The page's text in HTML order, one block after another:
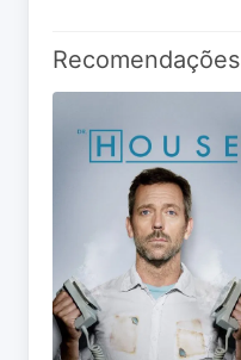
Recomendações